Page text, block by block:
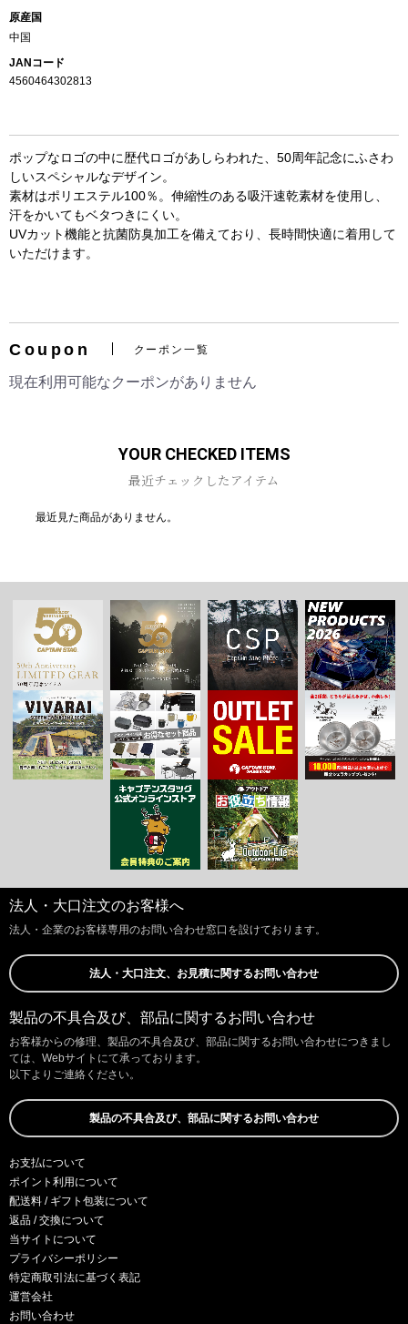
原産国
中国
JANコード
4560464302813
ポップなロゴの中に歴代ロゴがあしらわれた、50周年記念にふさわ
しいスペシャルなデザイン。
素材はポリエステル100％。伸縮性のある吸汗速乾素材を使用し、
汗をかいてもベタつきにくい。
UVカット機能と抗菌防臭加工を備えており、長時間快適に着用して
いただけます。
Coupon クーポン一覧
現在利用可能なクーポンがありません
YOUR CHECKED ITEMS
最近チェックしたアイテム
最近見た商品がありません。
法人・大口注文のお客様へ
法人・企業のお客様専用のお問い合わせ窓口を設けております。
法人・大口注文、お見積に関するお問い合わせ
製品の不具合及び、部品に関するお問い合わせ
お客様からの修理、製品の不具合及び、部品に関するお問い合わせにつきまし
ては、Webサイトにて承っております。
以下よりご連絡ください。
製品の不具合及び、部品に関するお問い合わせ
お支払について
ポイント利用について
配送料 / ギフト包装について
返品 / 交換について
当サイトについて
プライバシーポリシー
特定商取引法に基づく表記
運営会社
お問い合わせ